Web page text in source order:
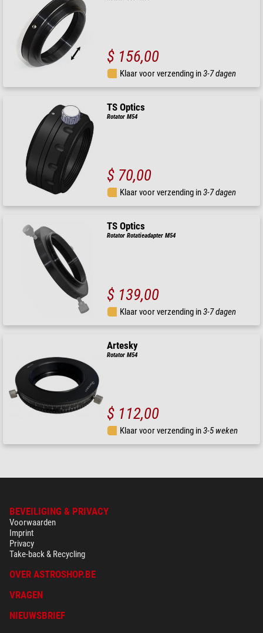
$ 156,00
Klaar voor verzending in3-7 dagen
TS Optics
Rotator M54
$ 70,00
Klaar voor verzending in3-7 dagen
TS Optics
Rotator Rotatieadapter M54
$ 139,00
Klaar voor verzending in3-7 dagen
Artesky
Rotator M54
$ 112,00
Klaar voor verzending in3-5 weken
BEVEILIGING & PRIVACY
Voorwaarden
Imprint
Privacy
Take-back & Recycling
OVER ASTROSHOP.BE
VRAGEN
NIEUWSBRIEF